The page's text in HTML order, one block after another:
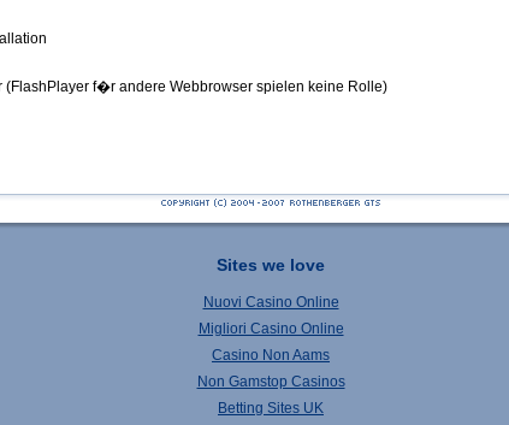
f�r andere Webbrowser spielen keine Rolle)
Sites we love
Nuovi Casino Online
Migliori Casino Online
Casino Non Aams
Non Gamstop Casinos
Betting Sites UK